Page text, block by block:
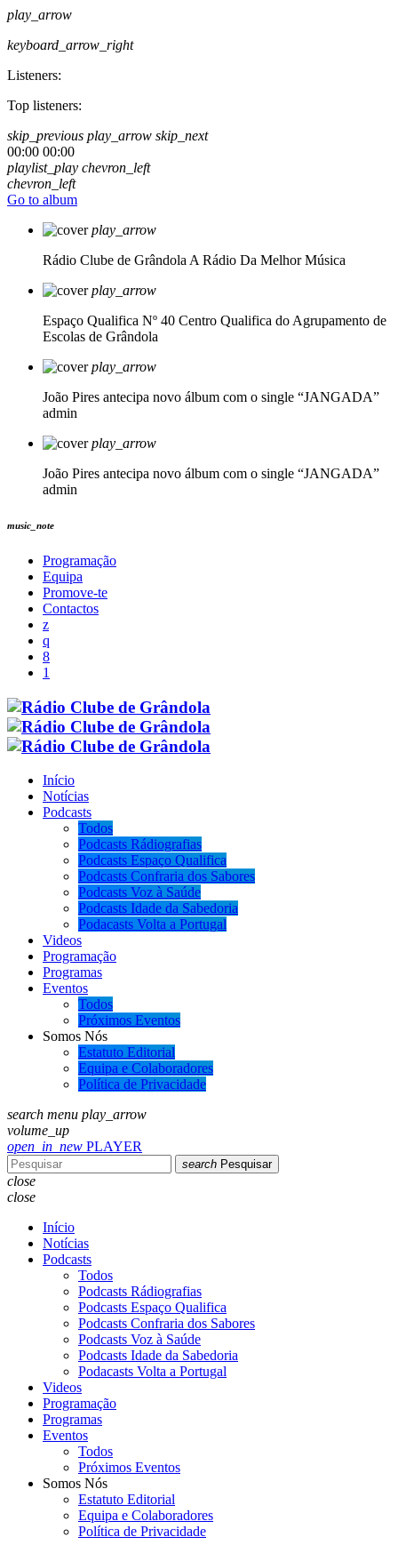
play_arrow
keyboard_arrow_right
Listeners:
Top listeners:
skip_previous play_arrow skip_next
00:00 00:00
playlist_play chevron_left
chevron_left
Go to album
play_arrow
Rádio Clube de Grândola A Rádio Da Melhor Música
play_arrow
Espaço Qualifica Nº 40 Centro Qualifica do Agrupamento de
Escolas de Grândola
play_arrow
João Pires antecipa novo álbum com o single “JANGADA”
admin
play_arrow
João Pires antecipa novo álbum com o single “JANGADA”
admin
music_note
Programação
Equipa
Promove-te
Contactos
Início
Notícias
Podcasts
Todos
Podcasts Rádiografias
Podcasts Espaço Qualifica
Podcasts Confraria dos Sabores
Podcasts Voz à Saúde
Podcasts Idade da Sabedoria
Podacasts Volta a Portugal
Videos
Programação
Programas
Eventos
Todos
Próximos Eventos
Somos Nós
Estatuto Editorial
Equipa e Colaboradores
Política de Privacidade
search menu play_arrow
volume_up
open_in_new PLAYER
search Pesquisar
close
close
Início
Notícias
Podcasts
Todos
Podcasts Rádiografias
Podcasts Espaço Qualifica
Podcasts Confraria dos Sabores
Podcasts Voz à Saúde
Podcasts Idade da Sabedoria
Podacasts Volta a Portugal
Videos
Programação
Programas
Eventos
Todos
Próximos Eventos
Somos Nós
Estatuto Editorial
Equipa e Colaboradores
Política de Privacidade